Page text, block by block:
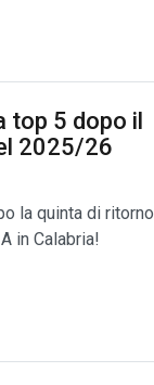
top 5 dopo il
2025/26
la quinta di ritorno
in Calabria!